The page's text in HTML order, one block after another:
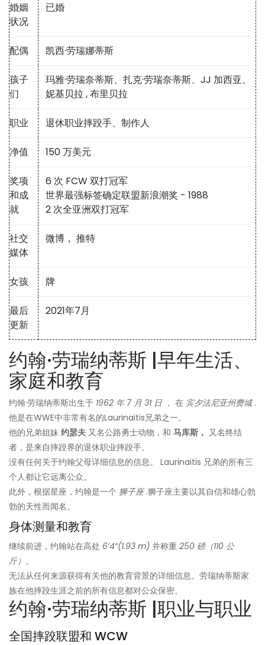
婚姻
状况
已婚
配偶 凯西·劳瑞娜蒂斯
孩子
们
玛雅·劳瑞奈蒂斯、扎克·劳瑞奈蒂斯、JJ 加西亚、
妮基贝拉, 布里贝拉
职业 退休职业摔跤手、制作人
净值 150 万美元
奖项
和成
就
6 次 FCW 双打冠军
世界最强标签确定联盟新浪潮奖 - 1988
2 次全亚洲双打冠军
社交
媒体
微博， 推特
女孩 牌
最后
更新
2021年7月
约翰·劳瑞纳蒂斯 |早年生活、
家庭和教育
约翰·劳瑞纳蒂斯出生于 1962 年 7 月 31 日 ， 在 宾夕法尼亚州费城.
他是在WWE中非常有名的Laurinaitis兄弟之一。
他的兄弟姐妹 约瑟夫 又名公路勇士动物，和 马库斯， 又名终结
者，是来自摔跤界的退休职业摔跤手。
没有任何关于约翰父母详细信息的信息。 Laurinaitis 兄弟的所有三
个人都让它远离公众。
此外，根据星座，约翰是一个 狮子座.狮子座主要以其自信和雄心勃
勃的天性而闻名。
身体测量和教育
继续前进，约翰站在高处 6’4″(1.93 m) 并称重 250 磅（110 公
斤）。
无法从任何来源获得有关他的教育背景的详细信息。劳瑞纳蒂斯家
族在他摔跤生涯之前的所有信息都对公众保密。
约翰·劳瑞纳蒂斯 |职业与职业
全国摔跤联盟和 WCW